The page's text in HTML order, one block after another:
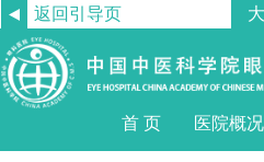
返回引导页
首 页 医院概况